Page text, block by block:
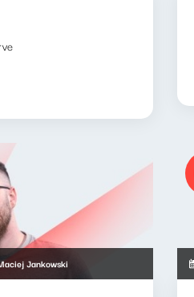
Jankowski